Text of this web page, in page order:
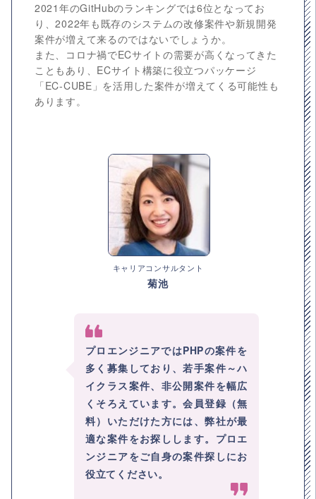
2021年のGitHubのランキングでは6位となってお
り、2022年も既存のシステムの改修案件や新規開発
案件が増えて来るのではないでしょうか。
また、コロナ禍でECサイトの需要が高くなってきた
こともあり、ECサイト構築に役立つパッケージ
「EC-CUBE」を活用した案件が増えてくる可能性も
あります。
キャリアコンサルタント
菊池
プロエンジニアではPHPの案件を
多く募集しており、若手案件～ハ
イクラス案件、非公開案件を幅広
くそろえています。会員登録（無
料）いただけた方には、弊社が最
適な案件をお探しします。プロエ
ンジニアをご自身の案件探しにお
役立てください。